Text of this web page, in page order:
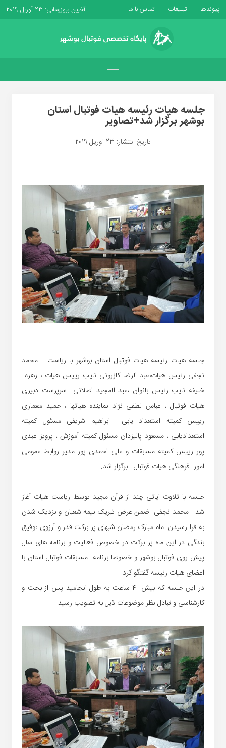
پیوندها تبلیغات تماس با ما آخرین بروزرسانی: 23 آوریل 2019
جلسه هیات رئیسه هیات فوتبال استان
بوشهر برگزار شد+تصاویر
تاریخ انتشار: 23 آوریل 2019
جلسه هیات رئیسه هیات فوتبال استان بوشهر با ریاست محمد
نجفی رئیس هیات،عبد الرضا کازرونی نایب رییس هیات ، زهره
خلیفه نایب رئیس بانوان ،عبد المجید اصلانی سرپرست دبیری
هیات فوتبال ، عباس لطفی نژاد نماینده هیاتها ، حمید معماری
رییس کمیته استعداد یابی ابراهیم شریفی مسئول کمیته
استعدادیابی ، مسعود پالیزدان مسئول کمیته آموزش ، پرویز عبدی
پور رییس کمیته مسابقات و علی احمدی پور مدیر روابط عمومی
امور فرهنگی هیات فوتبال برگزار شد.
جلسه با تلاوت ایاتی چند از قرآن مجید توسط ریاست هیات آغاز
شد . محمد نجفی ضمن عرض تبریک نیمه شعبان و نزدیک شدن
به فرا رسیدن ماه مبارک رمضان شبهای پر برکت قدر و آرزوی توفیق
بندگی در این ماه پر برکت در خصوص فعالیت و برنامه های سال
پیش روی فوتبال بوشهر و خصوصا برنامه مسابقات فوتبال استان با
اعضای هیات رئیسه گفتگو کرد.
در این جلسه که بیش ۴ ساعت به طول انجامید پس از بحث و
کارشناسی و تبادل نظر موضوعات ذیل به تصویب رسید.